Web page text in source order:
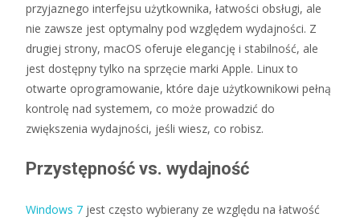
przyjaznego interfejsu użytkownika, łatwości obsługi, ale
nie zawsze jest optymalny pod względem wydajności. Z
drugiej strony, macOS oferuje elegancję i stabilność, ale
jest dostępny tylko na sprzęcie marki Apple. Linux to
otwarte oprogramowanie, które daje użytkownikowi pełną
kontrolę nad systemem, co może prowadzić do
zwiększenia wydajności, jeśli wiesz, co robisz.
Przystępność vs. wydajność
Windows 7 jest często wybierany ze względu na łatwość